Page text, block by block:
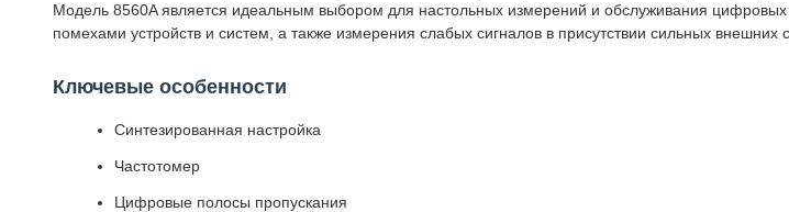
Модель 8560A является идеальным выбором для настольных измерений и обслуживания
помехами устройств и систем, а также измерения слабых сигналов в присутствии сильных внешних
Ключевые особенности
Синтезированная настройка
Частотомер
Цифровые полосы пропускания